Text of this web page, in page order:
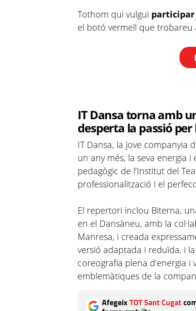
Tothom qui vulgui
el botó vermell que trobareu
IT Dansa torna amb
desperta la passió per
IT Dansa, la jove companyia
un any més, la seva energia
pedagògic de l’Institut del
professionalització i el
El repertori inclou Biterna,
en el Dansàneu, amb la
Manresa, i creada
versió adaptada i reduïda, i
coreografia plena d’energia
emblemàtiques de la
AfegeixTOT Sant Cugat